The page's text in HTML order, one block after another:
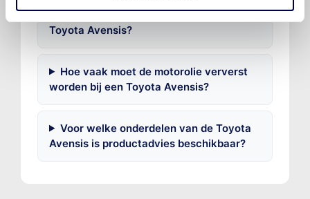
Hoeveel motorolie gaat er in een
Toyota Avensis?
Hoe vaak moet de motorolie ververst
worden bij een Toyota Avensis?
Voor welke onderdelen van de Toyota
Avensis is productadvies beschikbaar?